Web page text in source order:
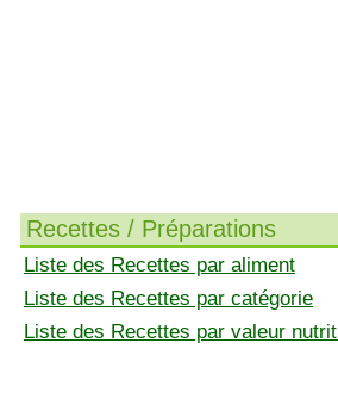
Recettes / Préparations
Liste des Recettes par aliment
Liste des Recettes par catégorie
Liste des Recettes par valeur